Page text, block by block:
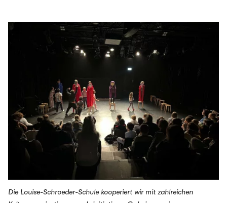
Die Louise-Schroeder-Schule kooperiert wir mit zahlreichen